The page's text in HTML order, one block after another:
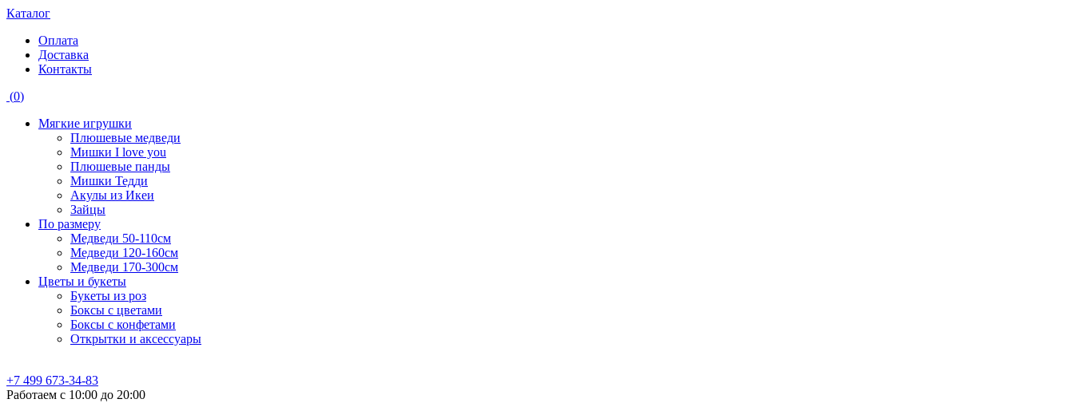
Каталог
Оплата
Доставка
Контакты
(0)
Мягкие игрушки
Плюшевые медведи
Мишки I love you
Плюшевые панды
Мишки Тедди
Акулы из Икеи
Зайцы
По размеру
Медведи 50-110см
Медведи 120-160см
Медведи 170-300см
Цветы и букеты
Букеты из роз
Боксы с цветами
Боксы с конфетами
Открытки и аксессуары
+7 499 673-34-83
Работаем с 10:00 до 20:00